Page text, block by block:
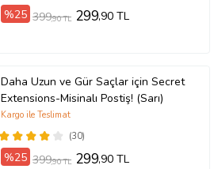
%25 399,90 TL 299,90 TL
Daha Uzun ve Gür Saçlar için Secret
Extensions-Misinalı Postiş! (Sarı)
(30)
Kargo ile Teslimat
%25 399,90 TL 299,90 TL